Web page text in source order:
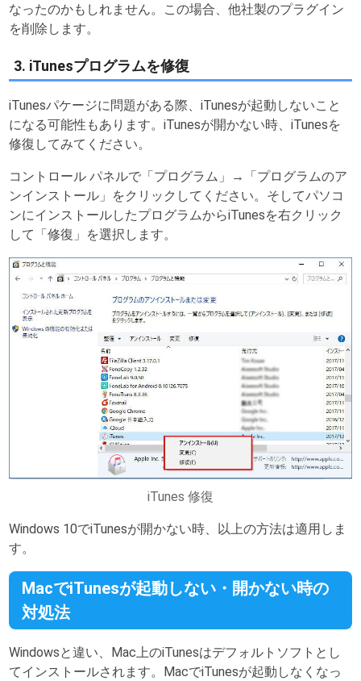
なったのかもしれません。この場合、他社製のプラグイン
を削除します。
3. iTunesプログラムを修復
iTunesパケージに問題がある際、iTunesが起動しないこと
になる可能性もあります。iTunesが開かない時、iTunesを
修復してみてください。
コントロール パネルで「プログラム」→「プログラムのア
ンインストール」をクリックしてください。そしてパソコ
ンにインストールしたプログラムからiTunesを右クリック
して「修復」を選択します。
iTunes 修復
Windows 10でiTunesが開かない時、以上の方法は適用しま
す。
MacでiTunesが起動しない・開かない時の
対処法
Windowsと違い、Mac上のiTunesはデフォルトソフトとし
てインストールされます。MacでiTunesが起動しなくなっ